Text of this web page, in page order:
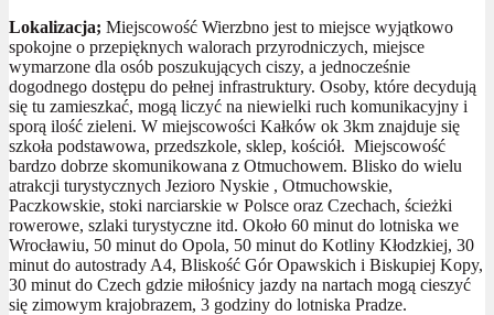
Lokalizacja; Miejscowość Wierzbno jest to miejsce wyjątkowo
spokojne o przepięknych walorach przyrodniczych, miejsce
wymarzone dla osób poszukujących ciszy, a jednocześnie
dogodnego dostępu do pełnej infrastruktury. Osoby, które decydują
się tu zamieszkać, mogą liczyć na niewielki ruch komunikacyjny i
sporą ilość zieleni. W miejscowości Kałków ok 3km znajduje się
szkoła podstawowa, przedszkole, sklep, kościół. Miejscowość
bardzo dobrze skomunikowana z Otmuchowem. Blisko do wielu
atrakcji turystycznych Jezioro Nyskie , Otmuchowskie,
Paczkowskie, stoki narciarskie w Polsce oraz Czechach, ścieżki
rowerowe, szlaki turystyczne itd. Około 60 minut do lotniska we
Wrocławiu, 50 minut do Opola, 50 minut do Kotliny Kłodzkiej, 30
minut do autostrady A4, Bliskość Gór Opawskich i Biskupiej Kopy,
30 minut do Czech gdzie miłośnicy jazdy na nartach mogą cieszyć
się zimowym krajobrazem, 3 godziny do lotniska Pradze.